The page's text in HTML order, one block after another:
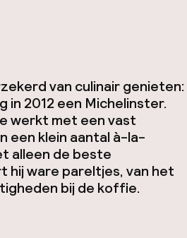
van culinair genieten:
2012 een Michelinster.
werkt met een vast
een klein aantal à-la-
alleen de beste
hij ware pareltjes, van het
bij de koffie.